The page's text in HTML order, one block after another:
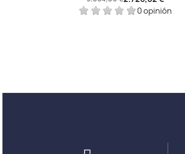
0 opinión